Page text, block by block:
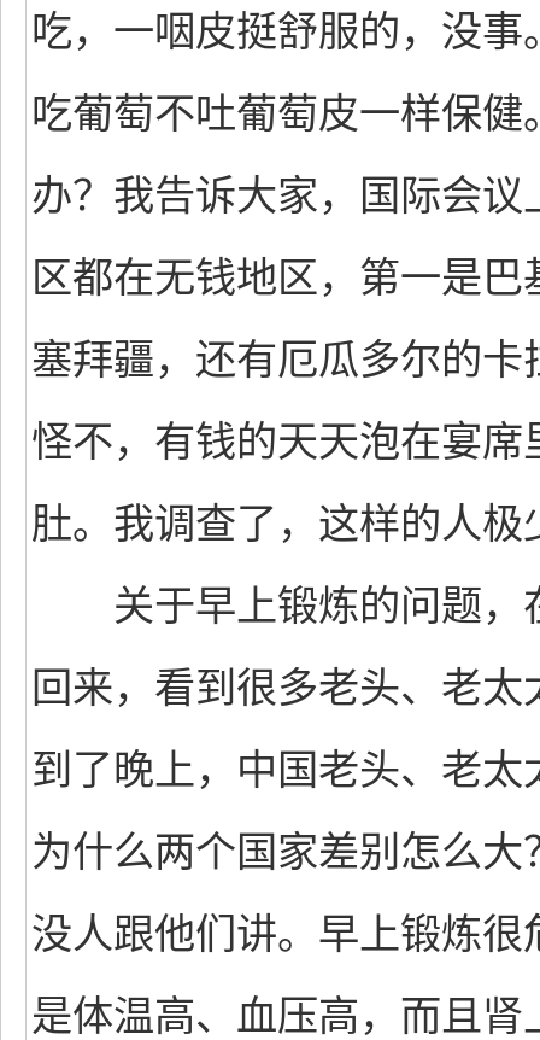
吃，一咽皮挺舒服的，没
吃葡萄不吐葡萄皮一样保
办？我告诉大家，国际会
区都在无钱地区，第一是
塞拜疆，还有厄瓜多尔的
怪不，有钱的天天泡在宴
肚。我调查了，这样的人极
关于早上锻炼的问题，
回来，看到很多老头、老
到了晚上，中国老头、老
为什么两个国家差别怎么
没人跟他们讲。早上锻炼
是体温高、血压高，而且